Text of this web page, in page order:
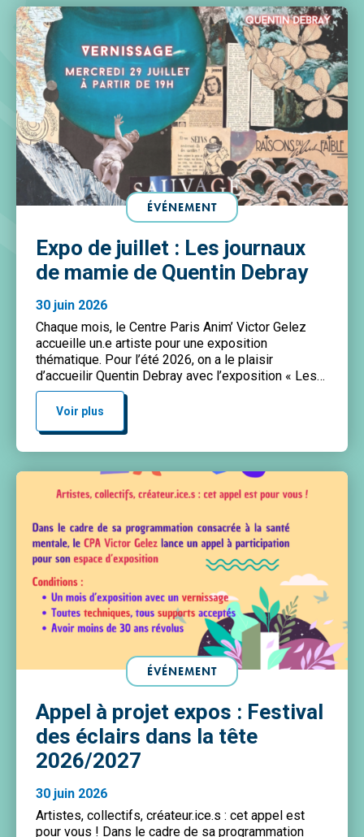
ÉVÉNEMENT
Expo de juillet : Les journaux
de mamie de Quentin Debray
30 juin 2026
Chaque mois, le Centre Paris Anim’ Victor Gelez
accueille un.e artiste pour une exposition
thématique. Pour l’été 2026, on a le plaisir
d’accueilir Quentin Debray avec l’exposition « Les
journeaux de mamie » J’ai toujours créé. Créer pour
projeter des visions, pour fédérer, pour faire
Voir plus
ÉVÉNEMENT
Appel à projet expos : Festival
des éclairs dans la tête
2026/2027
30 juin 2026
Artistes, collectifs, créateur.ice.s : cet appel est
pour vous ! Dans le cadre de sa programmation